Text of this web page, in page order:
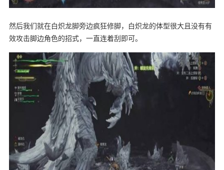
然后我们就在白炽龙脚旁边疯狂修脚，白炽龙的体型很大且没有有
效攻击脚边角色的招式，一直连着刮即可。